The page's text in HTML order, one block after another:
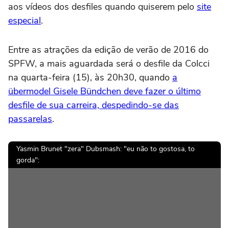
aos vídeos dos desfiles quando quiserem pelo site
especial.
Entre as atrações da edição de verão de 2016 do
SPFW, a mais aguardada será o desfile da Colcci
na quarta-feira (15), às 20h30, quando a
übermodel Gisele Bündchen deve fazer o último
desfile de sua carreira, despedindo-se das
passarelas.
Yasmin Brunet "zera" Dubsmash: "eu não to gostosa, to
gorda":